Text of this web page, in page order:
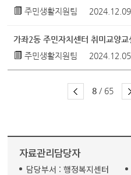
주민생활지원팀
2024.12.09
가좌2동 주민자치센터 취미교양
주민생활지원팀
2024.12.05
8 / 65
자료관리담당자
담당부서 : 행정복지센터